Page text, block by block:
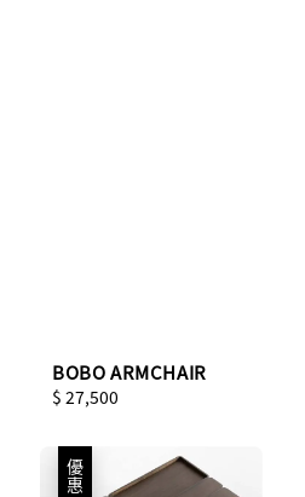
BOBO ARMCHAIR
Regular
$ 27,500
優惠